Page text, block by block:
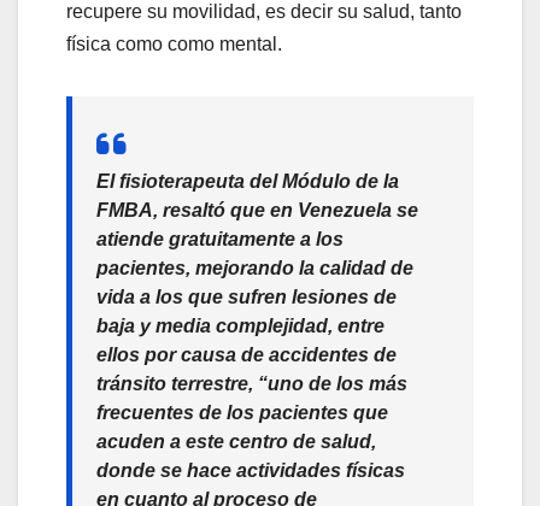
recupere su movilidad, es decir su salud, tanto
física como como mental.
El fisioterapeuta del Módulo de la
FMBA, resaltó que en Venezuela se
atiende gratuitamente a los
pacientes, mejorando la calidad de
vida a los que sufren lesiones de
baja y media complejidad, entre
ellos por causa de accidentes de
tránsito terrestre, “uno de los más
frecuentes de los pacientes que
acuden a este centro de salud,
donde se hace actividades físicas
en cuanto al proceso de